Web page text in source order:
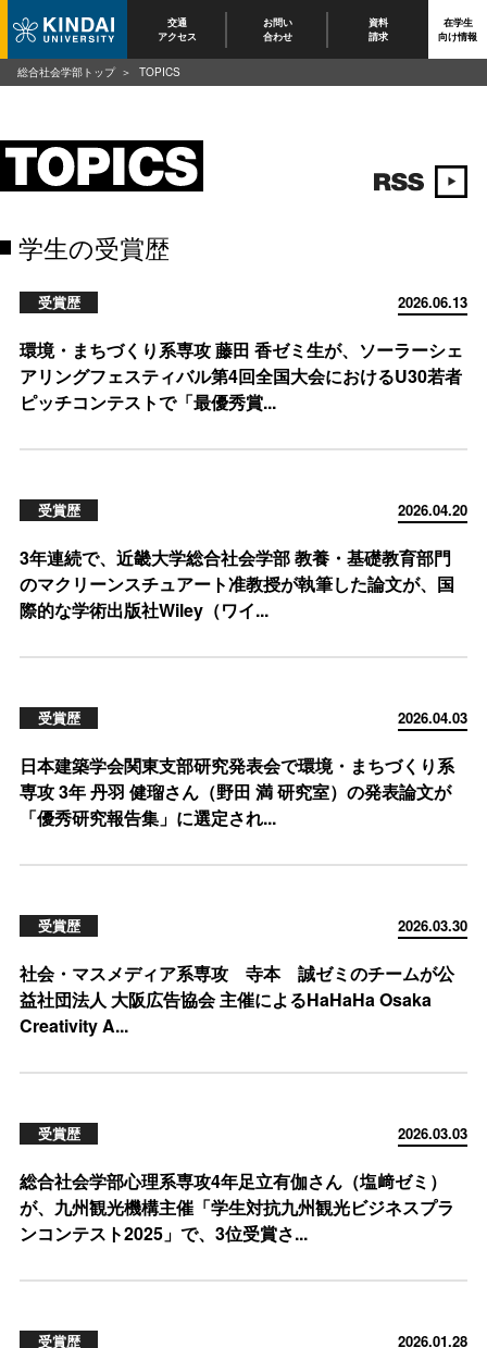
交通
アクセス
お問い
合わせ
資料
請求
在学生
向け情報
学生の受賞歴
2026.06.13
受賞歴
環境・まちづくり系専攻 藤田 香ゼミ生が、ソーラーシェ
アリングフェスティバル第4回全国大会におけるU30若者
ピッチコンテストで「最優秀賞...
2026.04.20
受賞歴
3年連続で、近畿大学総合社会学部 教養・基礎教育部門
のマクリーンスチュアート准教授が執筆した論文が、国
際的な学術出版社Wiley（ワイ...
2026.04.03
受賞歴
日本建築学会関東支部研究発表会で環境・まちづくり系
専攻 3年 丹羽 健瑠さん（野田 満 研究室）の発表論文が
「優秀研究報告集」に選定され...
2026.03.30
受賞歴
社会・マスメディア系専攻 寺本 誠ゼミのチームが公
益社団法人 大阪広告協会 主催によるHaHaHa Osaka
Creativity A...
2026.03.03
受賞歴
総合社会学部心理系専攻4年足立有伽さん（塩﨑ゼミ）
が、九州観光機構主催「学生対抗九州観光ビジネスプラ
ンコンテスト2025」で、3位受賞さ...
2026.01.28
受賞歴
総合社会学部トップ TOPICS